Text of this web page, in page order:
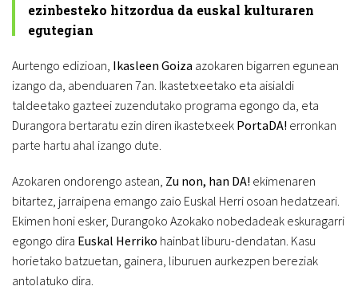
ezinbesteko hitzordua da euskal kulturaren
egutegian
Aurtengo edizioan, Ikasleen Goiza azokaren bigarren egunean
izango da, abenduaren 7an. Ikastetxeetako eta aisialdi
taldeetako gazteei zuzendutako programa egongo da, eta
Durangora bertaratu ezin diren ikastetxeek PortaDA! erronkan
parte hartu ahal izango dute.
Azokaren ondorengo astean, Zu non, han DA! ekimenaren
bitartez, jarraipena emango zaio Euskal Herri osoan hedatzeari.
Ekimen honi esker, Durangoko Azokako nobedadeak eskuragarri
egongo dira Euskal Herriko hainbat liburu-dendatan. Kasu
horietako batzuetan, gainera, liburuen aurkezpen bereziak
antolatuko dira.